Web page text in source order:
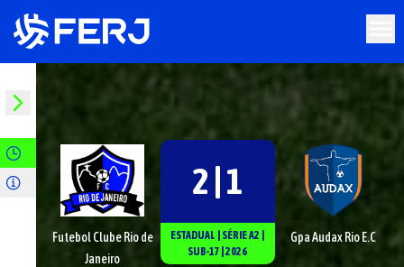
Futebol Clube Rio de
Janeiro
2 | 1
ESTADUAL SÉRIEA2
SUB-17 2026
Gpa Audax Rio E.C